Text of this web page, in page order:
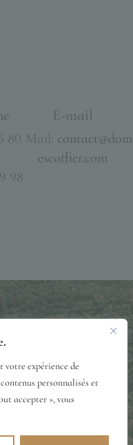
votre expérience de
personnalisés et
accepter », vous
80
98
E-mail
Mail:
escoffier.com
Confidentialité
de Vente